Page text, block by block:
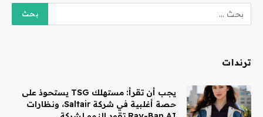
ترندات
يجب أن تقرأ: مستهلك TSG يستحوذ على
حصة أغلبية في شركة Saltair، ونظارات